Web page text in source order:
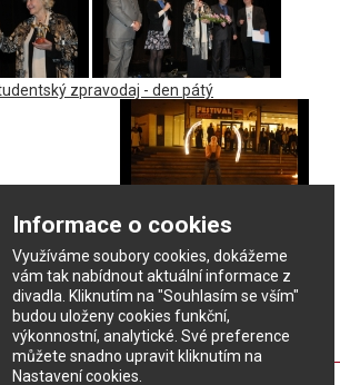
Informace o cookies
Využíváme soubory cookies, dokážeme
vám tak nabídnout aktuální informace z
divadla. Kliknutím na "Souhlasím se vším"
budou uloženy cookies funkční,
výkonnostní, analytické. Své preference
můžete snadno upravit kliknutím na
Nastavení cookies.